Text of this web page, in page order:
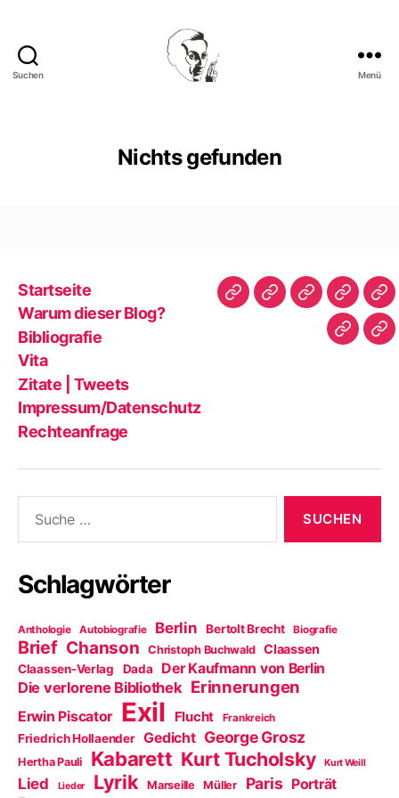
Suchen Menü
Nichts gefunden
Startseite
Warum dieser Blog?
Bibliografie
Vita
Zitate | Tweets
Impressum/Datenschutz
Rechteanfrage
Startseite
WarumBibliografie
Vita
|
nach:
Schlagwörter
Anthologie Autobiografie Berlin Bertolt Brecht Biografie
Brief Chanson Christoph Buchwald Claassen
Claassen-Verlag Dada Der Kaufmann von Berlin
Die verlorene Bibliothek Erinnerungen
Erwin Piscator Exil Flucht Frankreich
Friedrich Hollaender Gedicht George Grosz
Hertha Pauli Kabarett Kurt Tucholsky Kurt Weill
Lied Lieder Lyrik Marseille Müller Paris Porträt